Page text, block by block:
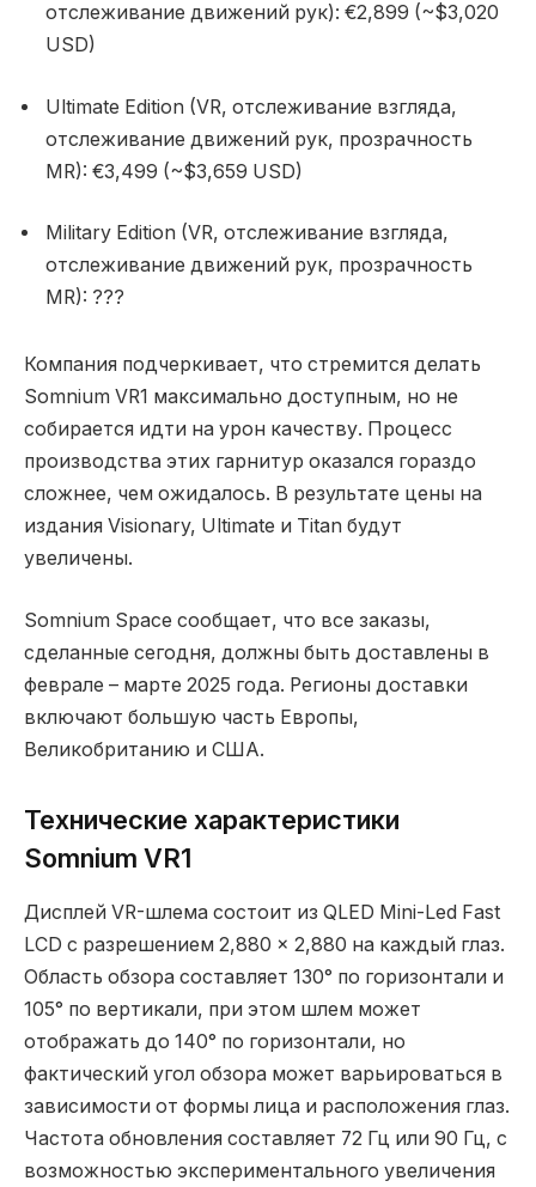
отслеживание движений рук): €2,899 (~$3,020
USD)
Ultimate Edition (VR, отслеживание взгляда,
отслеживание движений рук, прозрачность
MR): €3,499 (~$3,659 USD)
Military Edition (VR, отслеживание взгляда,
отслеживание движений рук, прозрачность
MR): ???
Компания подчеркивает, что стремится делать
Somnium VR1 максимально доступным, но не
собирается идти на урон качеству. Процесс
производства этих гарнитур оказался гораздо
сложнее, чем ожидалось. В результате цены на
издания Visionary, Ultimate и Titan будут
увеличены.
Somnium Space сообщает, что все заказы,
сделанные сегодня, должны быть доставлены в
феврале – марте 2025 года. Регионы доставки
включают большую часть Европы,
Великобританию и США.
Технические характеристики
Somnium VR1
Дисплей VR-шлема состоит из QLED Mini-Led Fast
LCD с разрешением 2,880 × 2,880 на каждый глаз.
Область обзора составляет 130° по горизонтали и
105° по вертикали, при этом шлем может
отображать до 140° по горизонтали, но
фактический угол обзора может варьироваться в
зависимости от формы лица и расположения глаз.
Частота обновления составляет 72 Гц или 90 Гц, с
возможностью экспериментального увеличения